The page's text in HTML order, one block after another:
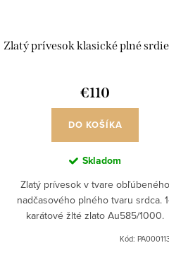
Zlatý prívesok klasické plné
€110
DO KOŠÍKA
Skladom
Zlatý prívesok v tvare obľúbeného
nadčasového plného tvaru srdca.
karátové žlté zlato Au585/1000.
Kód: